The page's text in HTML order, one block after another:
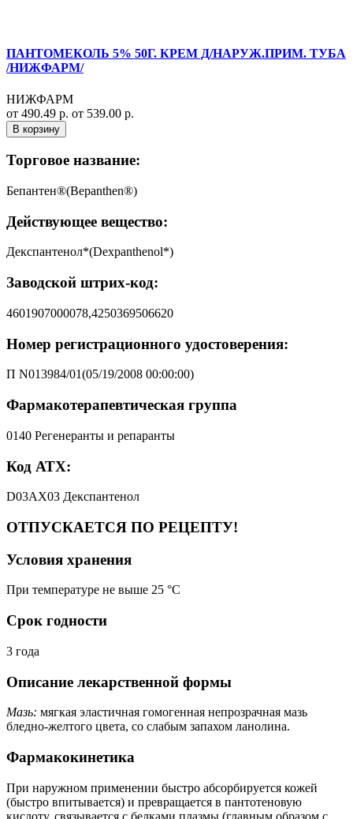
ПАНТОМЕКОЛЬ 5% 50Г. КРЕМ Д/НАРУЖ.ПРИМ. ТУБА
/НИЖФАРМ/
НИЖФАРМ
от 490.49 р. от 539.00 р.
В корзину
Торговое название:
Бепантен®(Bepanthen®)
Действующее вещество:
Декспантенол*(Dexpanthenol*)
Заводской штрих-код:
4601907000078,4250369506620
Номер регистрационного удостоверения:
П N013984/01(05/19/2008 00:00:00)
Фармакотерапевтическая группа
0140 Регенеранты и репаранты
Код АТХ:
D03AX03 Декспантенол
ОТПУСКАЕТСЯ ПО РЕЦЕПТУ!
Условия хранения
При температуре не выше 25 °C
Срок годности
3 года
Описание лекарственной формы
Мазь: мягкая эластичная гомогенная непрозрачная мазь
бледно-желтого цвета, со слабым запахом ланолина.
Фармакокинетика
При наружном применении быстро абсорбируется кожей
(быстро впитывается) и превращается в пантотеновую
кислоту, связывается с белками плазмы (главным образом с